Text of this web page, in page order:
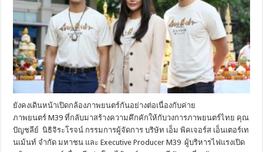
ยังคงเดินหน้าเปิดกล้องภาพยนตร์กันอย่างต่อเนื่องกับค่าย
ภาพยนตร์ M39 ที่กลับมาสร้างความคึกคักให้กับวงการภาพยนตร์ไทย คุณ
ปัญชลีย์ นิธิจิระโรจน์ กรรมการผู้จัดการ บริษัท เอ็ม พิคเจอร์ส เอ็นเตอร์เท
นเม้นท์ จำกัด มหาชน และ Executive Producer M39 ผู้บริหารไฟแรงเปิด